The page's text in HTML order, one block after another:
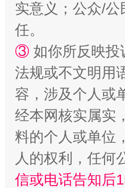
实意义；公众/
任。
③ 如你所反映投
法规或不文明用
容，涉及个人或
经本网核实属实
料的个人或单位
人的权利，任何
信或电话告知后